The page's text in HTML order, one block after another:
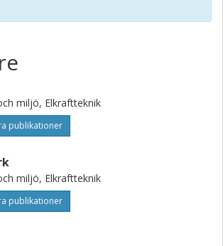
miljö, Elkraftteknik
publikationer
miljö, Elkraftteknik
publikationer